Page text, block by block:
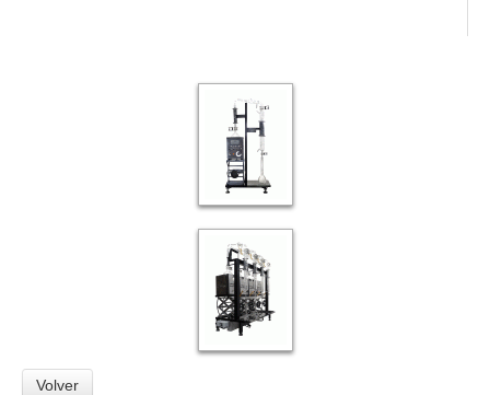
Volver